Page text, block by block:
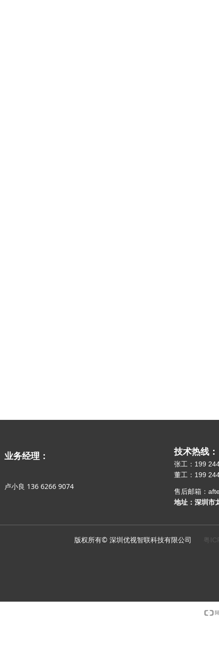
技术热线：
张工：199
董工：199
售后邮箱：
地址：深圳市
业务经理：
卢小良 136 6266 9074
版权所有© 深圳优视智联科技有限公司 粤